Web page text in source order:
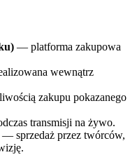
— platforma zakupowa
wewnątrz
zakupu pokazanego
transmisji na żywo.
— sprzedaż przez twórców,